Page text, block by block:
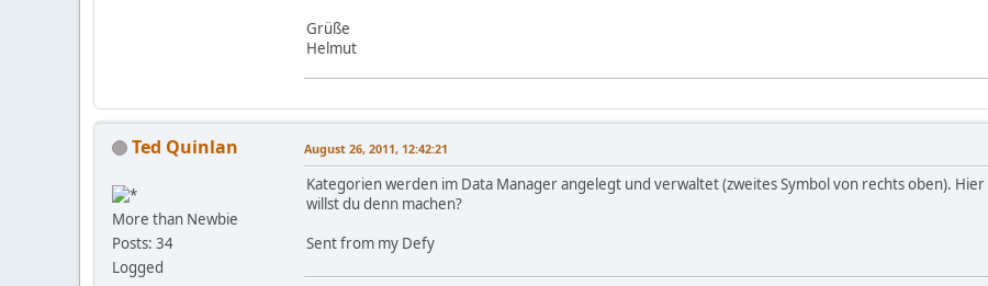
Grüße
Helmut
Ted Quinlan
More than Newbie
Posts: 34
Logged
August 26, 2011, 12:42:21
Kategorien werden im Data Manager angelegt und verwaltet (zweites Symbol von rechts oben).
willst du denn machen?
Sent from my Defy